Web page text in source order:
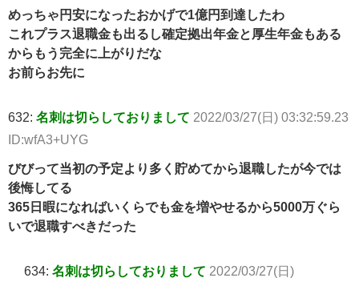
めっちゃ円安になったおかげで1億円到達したわ
これプラス退職金も出るし確定拠出年金と厚生年金もある
からもう完全に上がりだな
お前らお先に
632: 名刺は切らしておりまして 2022/03/27(日) 03:32:59.23
ID:wfA3+UYG
びびって当初の予定より多く貯めてから退職したが今では
後悔してる
365日暇になればいくらでも金を増やせるから5000万ぐら
いで退職すべきだった
634: 名刺は切らしておりまして 2022/03/27(日)